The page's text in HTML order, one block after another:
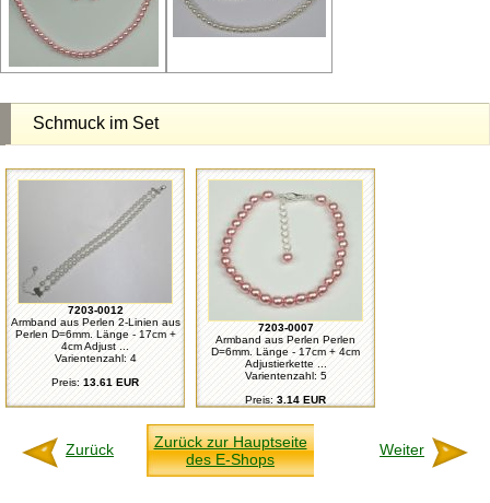
Schmuck im Set
7203-0012
Armband aus Perlen 2-Linien aus
Perlen D=6mm. Länge - 17cm +
4cm Adjust ...
Varientenzahl: 4
Preis: 13.61 EUR
7203-0007
Armband aus Perlen Perlen
D=6mm. Länge - 17cm + 4cm
Adjustierkette ...
Varientenzahl: 5
Preis: 3.14 EUR
Zurück
Zurück zur Hauptseite
des E-Shops
Weiter